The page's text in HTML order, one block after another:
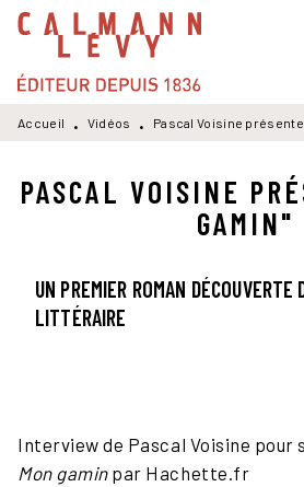
MENU RECHERCHE
PIED DE PAGE
Accueil • Vidéos • Pascal Voisine présente
PASCAL VOISINE
GAMIN"
UN PREMIER ROMAN DÉCOUVERTE
LITTÉRAIRE
Interview de Pascal Voisine pour
Mon gaminpar Hachette.fr